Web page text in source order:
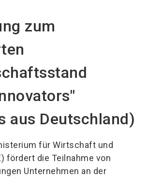
zum
aus Deutschland)
für Wirtschaft und
fördert die Teilnahme von
Unternehmen an der